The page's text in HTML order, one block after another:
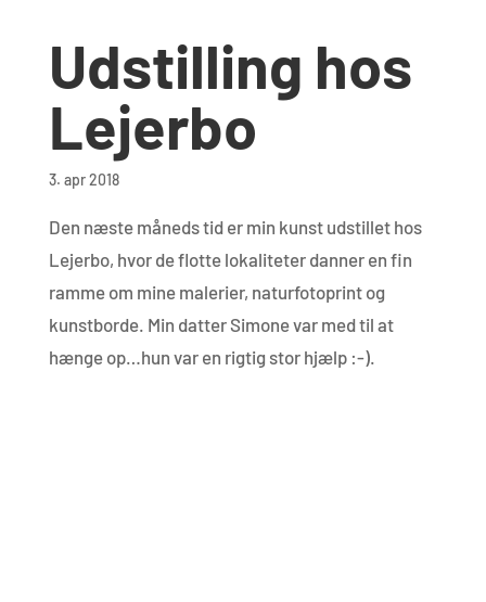
Udstilling hos
Lejerbo
3. apr 2018
Den næste måneds tid er min kunst udstillet hos
Lejerbo, hvor de flotte lokaliteter danner en fin
ramme om mine malerier, naturfotoprint og
kunstborde. Min datter Simone var med til at
hænge op…hun var en rigtig stor hjælp :-).